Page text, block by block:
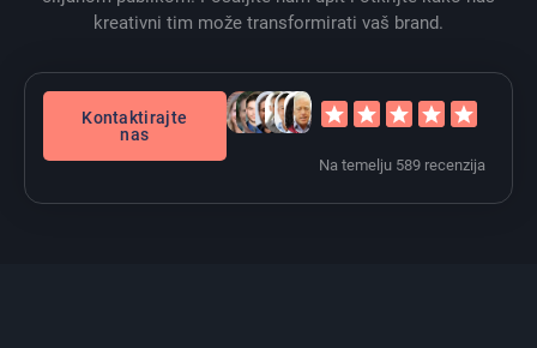
kreativni tim može transformirati vaš brand.
Kontaktirajte
nas
Na temelju 589 recenzija